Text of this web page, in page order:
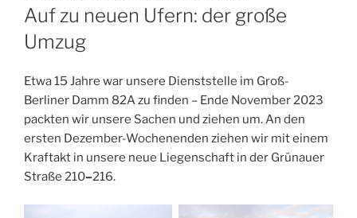
AM
Auf zu neuen Ufern: der große
Umzug
Etwa 15 Jahre war unsere Dienststelle im Groß-
Berliner Damm 82A zu finden – Ende November 2023
packten wir unsere Sachen und ziehen um. An den
ersten Dezember-Wochenenden ziehen wir mit einem
Kraftakt in unsere neue Liegenschaft in der Grünauer
Straße 210–216.